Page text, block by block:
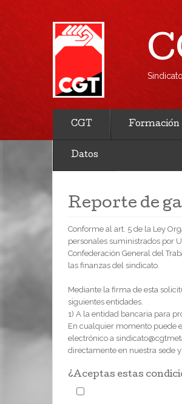
CGT Formación
Datos
Reporte de
Conforme al art. 5 de la Ley
personales suministrados por
Confederación General del
las finanzas del sindicato.
Mediante la firma de esta
siguientes entidades.
1) A la entidad bancaria para
En cualquier momento puede
electrónico a
directamente en nuestra sede
¿Aceptas estas